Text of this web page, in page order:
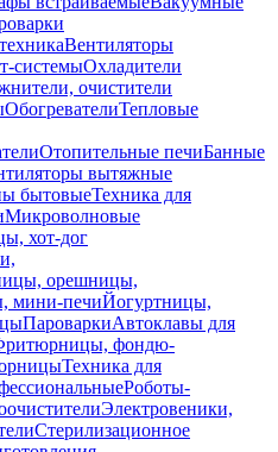
Вентиляторы
системыОхладители
очистители
ОбогревателиТепловые
Отопительные печиБанные
вытяжные
бытовыеТехника для
Микроволновые
хот-дог
орешницы,
мини-печиЙогуртницы,
ПароваркиАвтоклавы для
фондю-
Техника для
Роботы-
Электровеники,
Стерилизационное